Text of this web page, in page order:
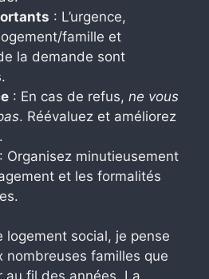
: L’urgence,
famille et
la demande sont
: En cas de refus, ne vous
. Réévaluez et améliorez
: Organisez minutieusement
et les formalités
logement social, je pense
nombreuses familles que
au fil des années. La